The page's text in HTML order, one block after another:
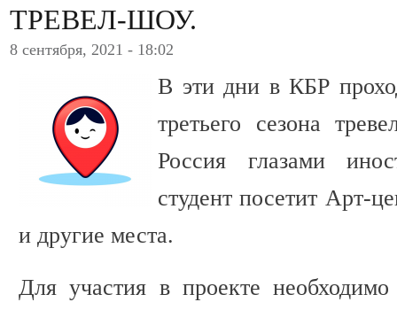
ТРЕВЕЛ-ШОУ.
8 сентября, 2021 - 18:02
В эти дни в КБР
третьего сезона
Россия глазами
студент посетит Арт-
и другие места.
Для участия в проекте